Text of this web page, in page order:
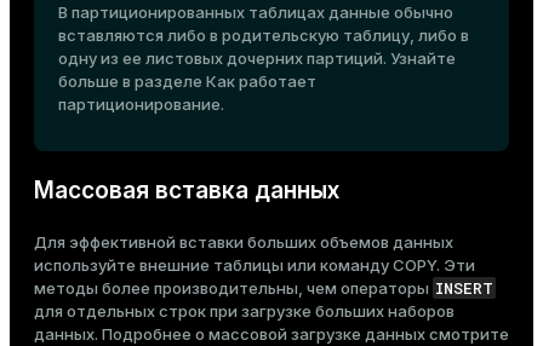
В партиционированных таблицах данные обычно
вставляются либо в родительскую таблицу, либо в
одну из ее листовых дочерних партиций. Узнайте
больше в разделе Как работает
партиционирование.
Массовая вставка данных
Для эффективной вставки больших объемов данных
используйте внешние таблицы или командуCOPY. Эти
методы более производительны, чем операторы INSERT
для отдельных строк при загрузке больших наборов
данных. Подробнее о массовой загрузке данных смотрите